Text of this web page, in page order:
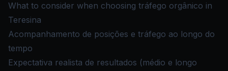
What to consider when choosing tráfego orgânico in
Teresina
Acompanhamento de posições e tráfego ao longo do
tempo
Expectativa realista de resultados (médio e longo